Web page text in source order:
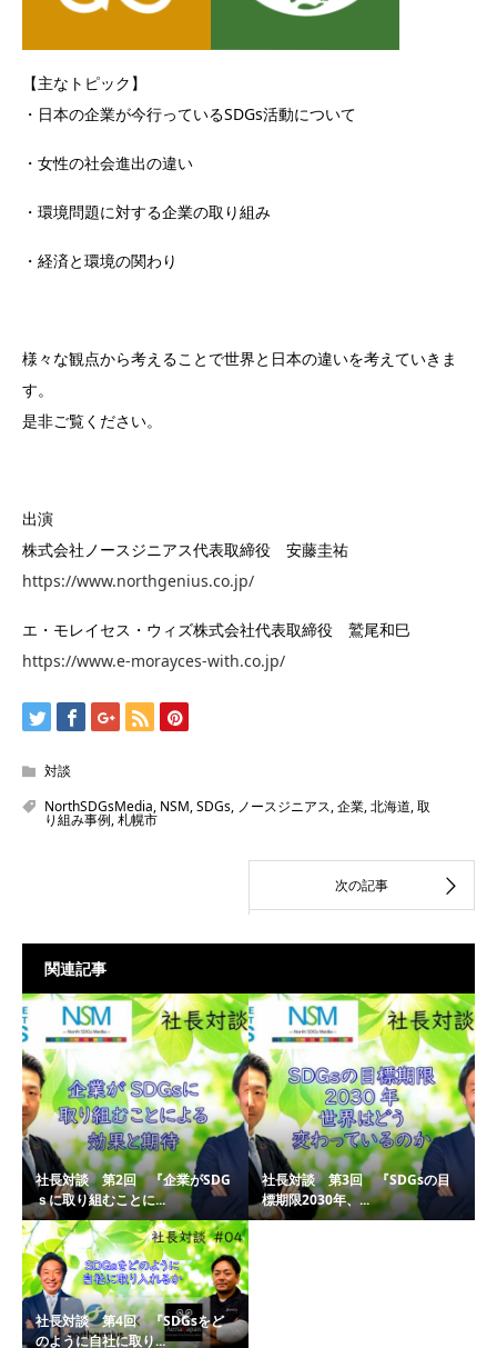
【主なトピック】
・日本の企業が今行っているSDGs活動について
・女性の社会進出の違い
・環境問題に対する企業の取り組み
・経済と環境の関わり
様々な観点から考えることで世界と日本の違いを考えていきま
す。
是非ご覧ください。
出演
株式会社ノースジニアス代表取締役 安藤圭祐
https://www.northgenius.co.jp/
エ・モレイセス・ウィズ株式会社代表取締役 鷲尾和巳
https://www.e-morayces-with.co.jp/
対談
NorthSDGsMedia, NSM,SDGs, ノースジニアス,企業,北海道,取
り組み事例,札幌市
関連記事
社長対談 第2回 『企業がSDG
ｓに取り組むことに...
社長対談 第3回 『SDGsの目
標期限2030年、...
社長対談 第4回 『SDGsをど
のように自社に取り...